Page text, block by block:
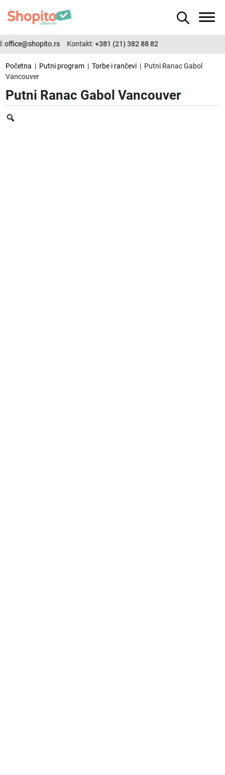
office@shopito.rs Kontakt:+381 (21) 382 88 82
Početna | Putni program| Torbe i rančevi| Putni Ranac Gabol
Vancouver
Putni Ranac Gabol Vancouver